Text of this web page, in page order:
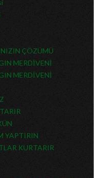
ÇÖZÜMÜ
MERDİVENİ
MERDİVENİ
YAPTIRIN
KURTARIR